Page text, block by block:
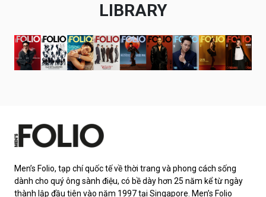
LIBRARY
Men’s Folio, tạp chí quốc tế về thời trang và phong cách sống
dành cho quý ông sành điệu, có bề dày hơn 25 năm kể từ ngày
thành lập đầu tiên vào năm 1997 tại Singapore. Men’s Folio